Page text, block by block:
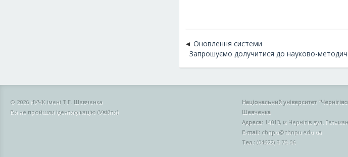
Оновлення системи
Запрошуємо долучитися до науково-
© 2026 НУЧК імені Т.Г. Шевченка
Ви не пройшли ідентифікацію (Увійти)
Національний університет
Шевченка
Адреса: 14013, м Чернігів вул.
E-mail: chnpu@chnpu.edu.ua
Тел.: (04622) 3-70-06